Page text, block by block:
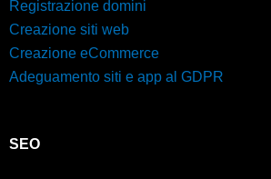
Registrazione domini
Creazione siti web
Creazione eCommerce
Adeguamento siti e app al GDPR
SEO